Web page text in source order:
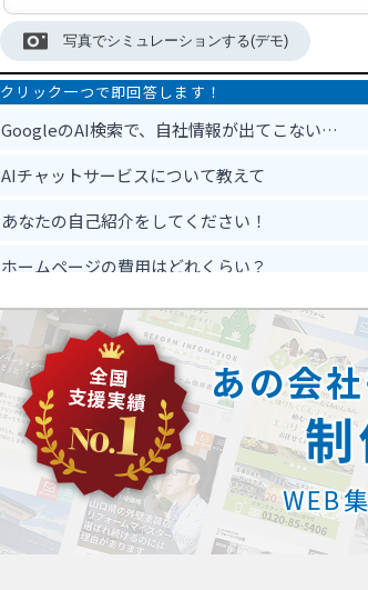
写真でシミュレーションする(デモ)
GoogleのAI検索で、自社情報が出てこない…
AIチャットサービスについて教えて
あなたの自己紹介をしてください！
ホームページの費用はどれくらい？
ホームページ作って反響は出るの？
忙しくてもホームページ作成は可能？